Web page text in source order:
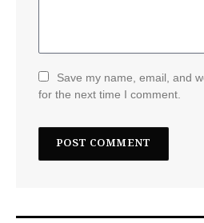
Save my name, email, and
for the next time I comment.